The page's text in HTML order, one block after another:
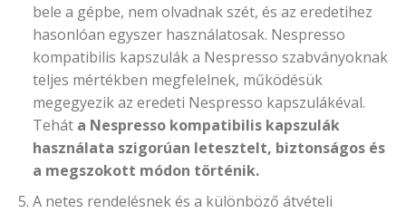
bele a gépbe, nem olvadnak szét, és az eredetihez
hasonlóan egyszer használatosak. Nespresso
kompatibilis kapszulák a Nespresso szabványoknak
teljes mértékben megfelelnek, működésük
megegyezik az eredeti Nespresso kapszulákéval.
Tehát a Nespresso kompatibilis kapszulák
használata szigorúan letesztelt, biztonságos és
a megszokott módon történik.
A netes rendelésnek és a különböző átvételi